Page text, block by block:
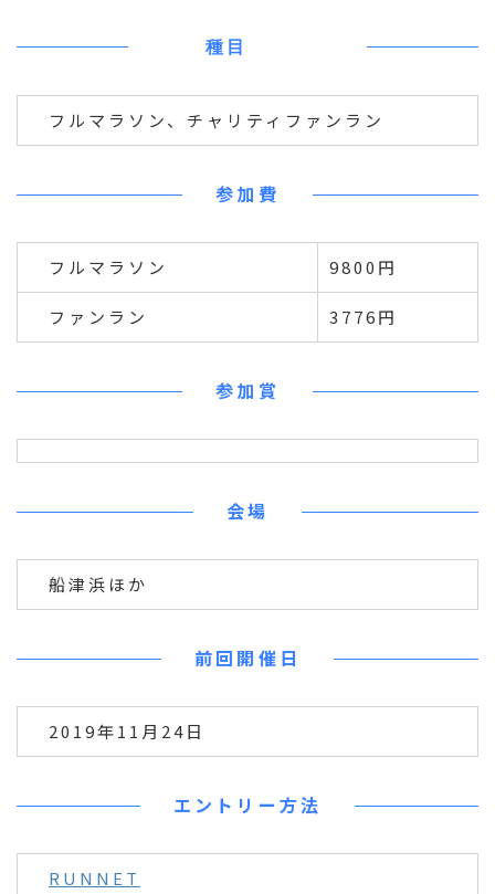
種目
フルマラソン、チャリティファンラン
参加費
フルマラソン 9800円
ファンラン 3776円
参加賞
会場
船津浜ほか
前回開催日
2019年11月24日
エントリー方法
RUNNET